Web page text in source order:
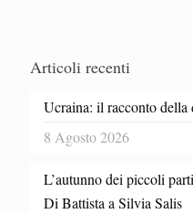
Articoli recenti
Ucraina: il racconto della
8 Agosto 2026
L’autunno dei piccoli
Di Battista a Silvia Salis